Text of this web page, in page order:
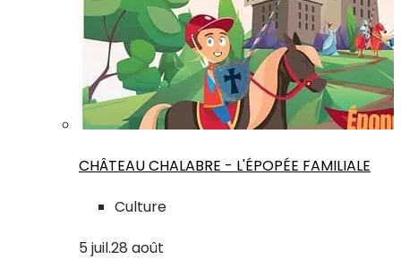
CHÂTEAU CHALABRE - L'ÉPOPÉE FAMILIALE
Culture
5 juil.28 août